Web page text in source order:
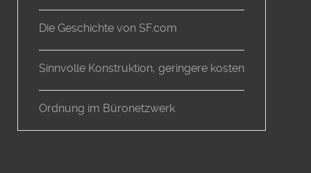
Die Geschichte von SF.com
Sinnvolle Konstruktion, geringere kosten
Ordnung im Büronetzwerk